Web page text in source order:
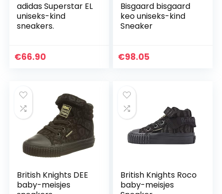
adidas Superstar EL
uniseks-kind
sneakers.
€66.90
Bisgaard bisgaard
keo uniseks-kind
Sneaker
€98.05
British Knights DEE
baby-meisjes
British Knights Roco
baby-meisjes